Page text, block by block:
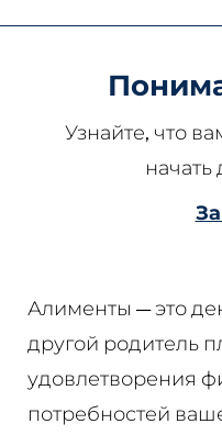
Узнайте, что
начать
Алименты — это
другой родитель
удовлетворения
потребностей